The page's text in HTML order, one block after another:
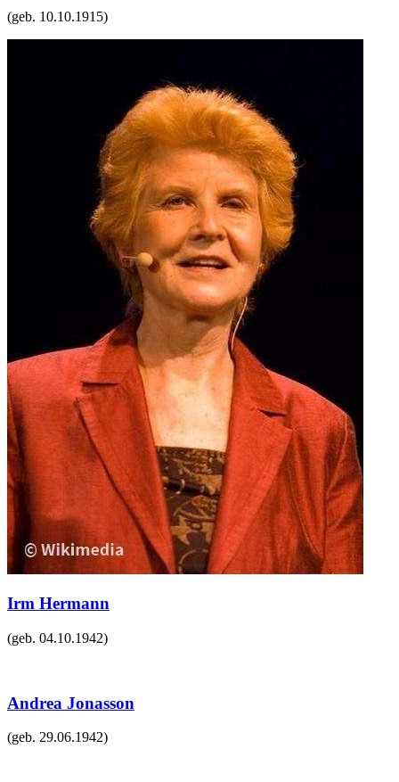
(geb. 10.10.1915)
Irm Hermann
(geb. 04.10.1942)
Andrea Jonasson
(geb. 29.06.1942)